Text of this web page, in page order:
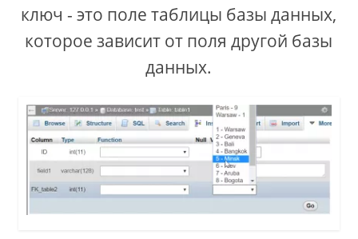
ключ - это поле таблицы базы данных,
которое зависит от поля другой базы
данных.